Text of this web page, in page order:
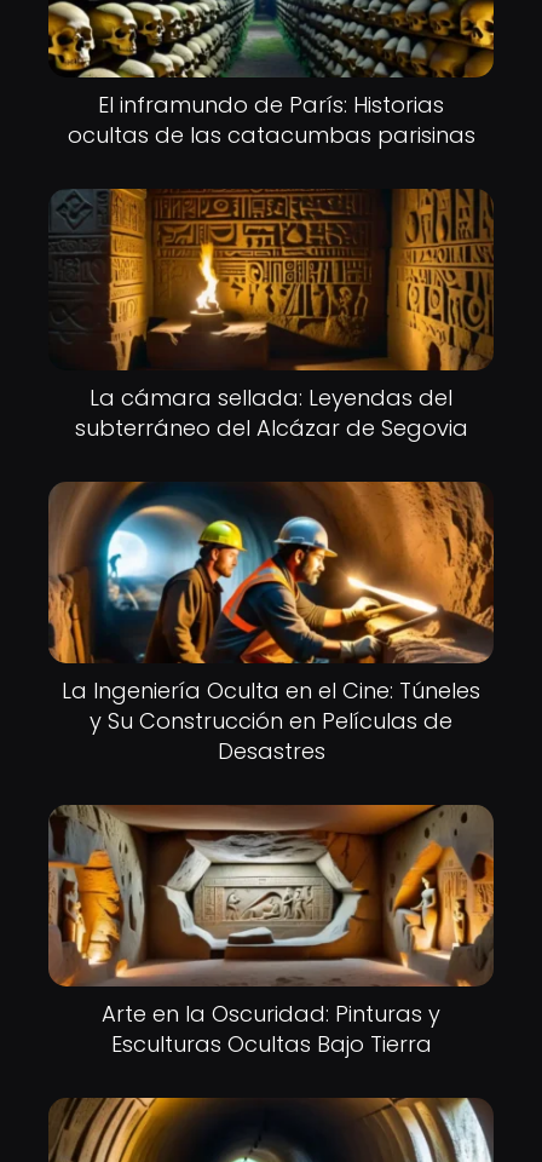
El inframundo de París: Historias
ocultas de las catacumbas parisinas
La cámara sellada: Leyendas del
subterráneo del Alcázar de Segovia
La Ingeniería Oculta en el Cine: Túneles
y Su Construcción en Películas de
Desastres
Arte en la Oscuridad: Pinturas y
Esculturas Ocultas Bajo Tierra